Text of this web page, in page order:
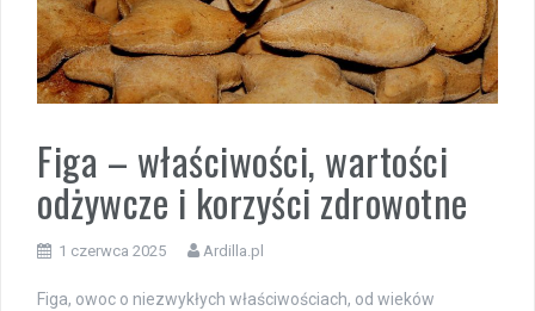
Figa – właściwości, wartości
odżywcze i korzyści zdrowotne
1 czerwca 2025 Ardilla.pl
Figa, owoc o niezwykłych właściwościach, od wieków